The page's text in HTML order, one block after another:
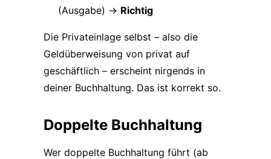
(Ausgabe) → Richtig
Die Privateinlage selbst – also die
Geldüberweisung von privat auf
geschäftlich – erscheint nirgends in
deiner Buchhaltung. Das ist korrekt so.
Doppelte Buchhaltung
Wer doppelte Buchhaltung führt (ab